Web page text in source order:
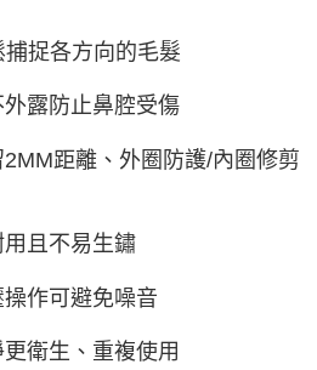
捕捉各方向的毛髮
外露防止鼻腔受傷
2MM距離、外圈防護/內圈修剪
用且不易生鏽
作可避免噪音
衛生、重複使用